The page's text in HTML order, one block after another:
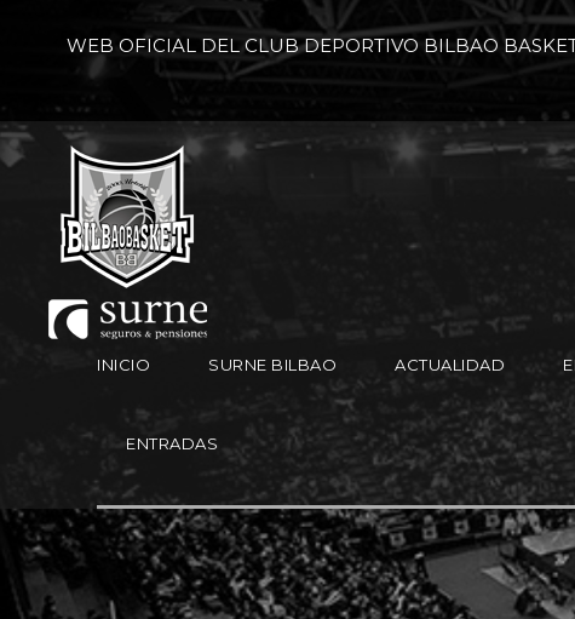
WEB OFICIAL DEL CLUB DEPORTIVO BILBAO
INICIO SURNE BILBAO ACTUALIDAD
ENTRADAS